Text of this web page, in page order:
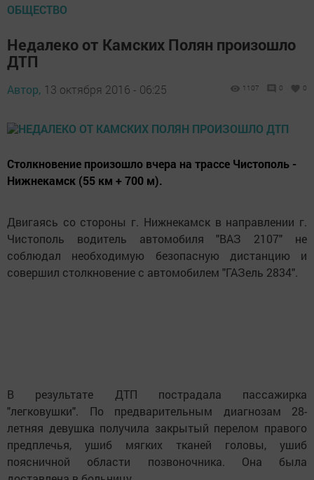
ОБЩЕСТВО
Недалеко от Камских Полян произошло
ДТП
Автор, 13 октября 2016 - 06:25 1107 0 0
Столкновение произошло вчера на трассе Чистополь -
Нижнекамск (55 км + 700 м).
Двигаясь со стороны г. Нижнекамск в направлении г.
Чистополь водитель автомобиля "ВАЗ 2107" не
соблюдал необходимую безопасную дистанцию и
совершил столкновение с автомобилем "ГАЗель 2834".
В результате ДТП пострадала пассажирка
"легковушки". По предварительным диагнозам 28-
летняя девушка получила закрытый перелом правого
предплечья, ушиб мягких тканей головы, ушиб
поясничной области позвоночника. Она была